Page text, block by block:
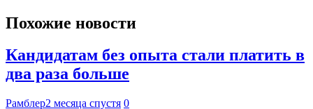
Похожие новости
Кандидатам без опыта стали платить в
два раза больше
Рамблер2 месяца спустя 0